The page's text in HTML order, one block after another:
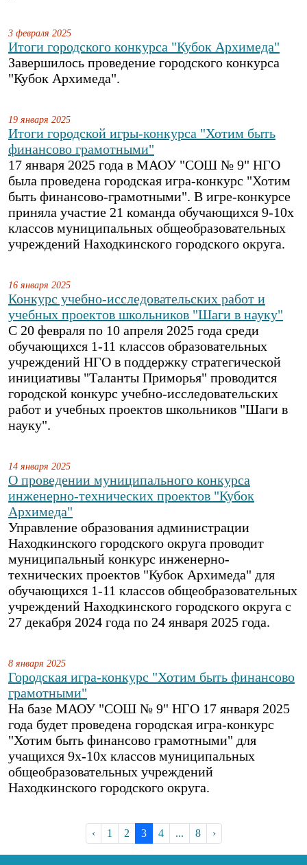
3 февраля 2025
Итоги городского конкурса "Кубок Архимеда"
Завершилось проведение городского конкурса
"Кубок Архимеда".
19 января 2025
Итоги городской игры-конкурса "Хотим быть
финансово грамотными"
17 января 2025 года в МАОУ "СОШ № 9" НГО
была проведена городская игра-конкурс "Хотим
быть финансово-грамотными". В игре-конкурсе
приняла участие 21 команда обучающихся 9-10х
классов муниципальных общеобразовательных
учреждений Находкинского городского округа.
16 января 2025
Конкурс учебно-исследовательских работ и
учебных проектов школьников "Шаги в науку"
С 20 февраля по 10 апреля 2025 года среди
обучающихся 1-11 классов образовательных
учреждений НГО в поддержку стратегической
инициативы "Таланты Приморья" проводится
городской конкурс учебно-исследовательских
работ и учебных проектов школьников "Шаги в
науку".
14 января 2025
О проведении муниципального конкурса
инженерно-технических проектов "Кубок
Архимеда"
Управление образования администрации
Находкинского городского округа проводит
муниципальный конкурс инженерно-
технических проектов "Кубок Архимеда" для
обучающихся 1-11 классов общеобразовательных
учреждений Находкинского городского округа с
27 декабря 2024 года по 24 января 2025 года.
8 января 2025
Городская игра-конкурс "Хотим быть финансово
грамотными"
На базе МАОУ "СОШ № 9" НГО 17 января 2025
года будет проведена городская игра-конкурс
"Хотим быть финансово грамотными" для
учащихся 9х-10х классов муниципальных
общеобразовательных учреждений
Находкинского городского округа.
‹ 1 2 3 4 ... 8 ›